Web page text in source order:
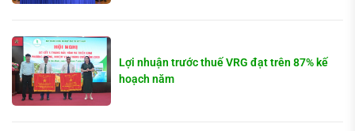
Lợi nhuận trước thuế VRG đạt trên 87% kế
hoạch năm